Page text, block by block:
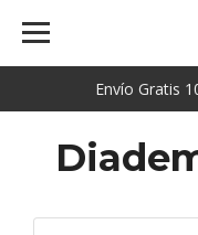
Envío Gratis